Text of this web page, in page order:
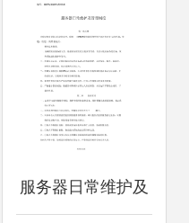
服务器日常维护及